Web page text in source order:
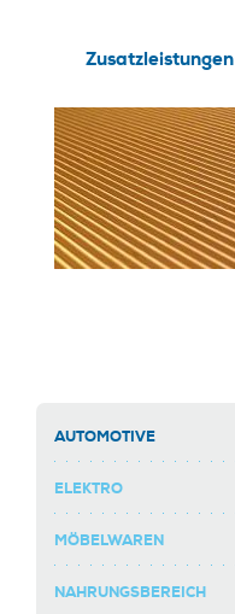
Zusatzleistungen
AUTOMOTIVE
ELEKTRO
MÖBELWAREN
NAHRUNGSBEREICH